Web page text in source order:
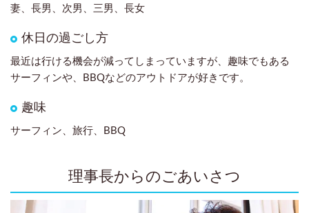
妻、長男、次男、三男、長女
休日の過ごし方
最近は行ける機会が減ってしまっていますが、趣味でもある
サーフィンや、BBQなどのアウトドアが好きです。
趣味
サーフィン、旅行、BBQ
理事長からのごあいさつ